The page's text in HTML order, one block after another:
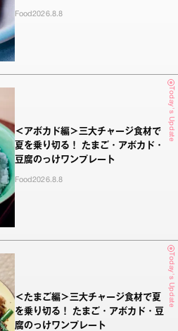
Food2026.8.8
Today's Update
＜アボカド編＞三大チャージ食材で
夏を乗り切る！ たまご・アボカド・
豆腐のっけワンプレート
Food2026.8.8
Today's Update
＜たまご編＞三大チャージ食材で夏
を乗り切る！ たまご・アボカド・豆
腐のっけワンプレート